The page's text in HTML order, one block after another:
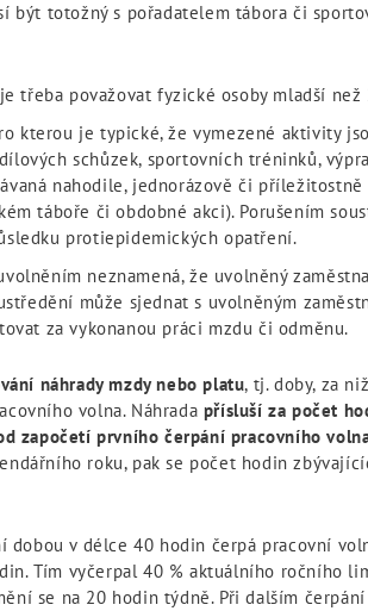
být totožný s pořadatelem tábora či
třeba považovat fyzické osoby mladší
kterou je typické, že vymezené aktivity
schůzek, sportovních tréninků,
nahodile, jednorázově či
táboře či obdobné akci). Porušením
protiepidemických opatření.
neznamená, že uvolněný
může sjednat s uvolněným
za vykonanou práci mzdu či odměnu.
náhrady mzdy nebo platu, tj. doby, za
volna. Náhrada přísluší za počet
započetí prvního čerpání pracovního
roku, pak se počet hodin
v délce 40 hodin čerpá pracovní
Tím vyčerpal 40 % aktuálního ročního
se na 20 hodin týdně. Při dalším